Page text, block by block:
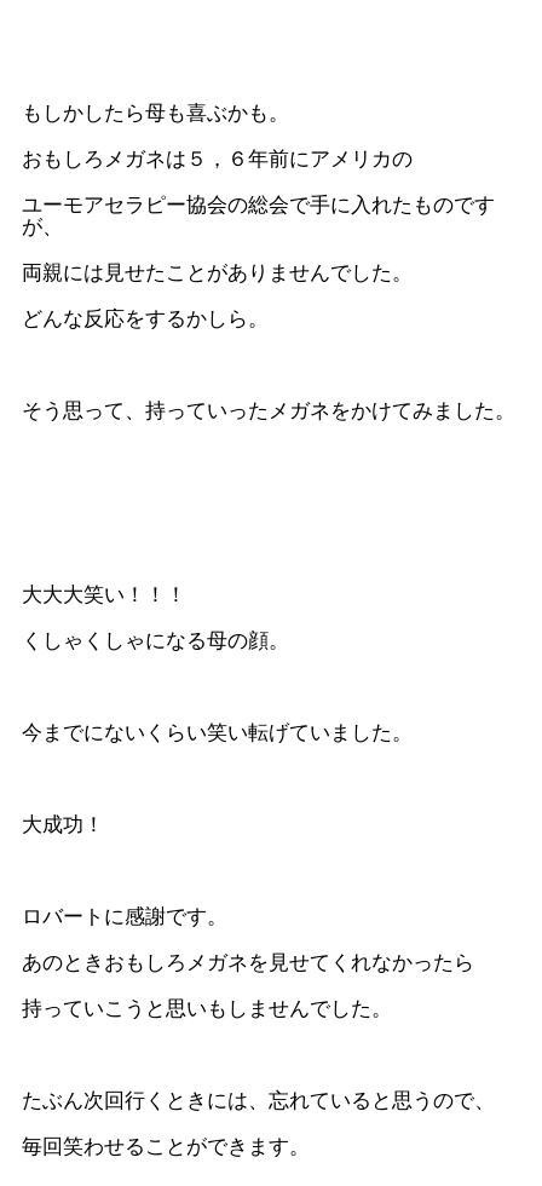
もしかしたら母も喜ぶかも。
おもしろメガネは５，６年前にアメリカの
ユーモアセラピー協会の総会で手に入れたものです
が、
両親には見せたことがありませんでした。
どんな反応をするかしら。
そう思って、持っていったメガネをかけてみました。
大大大笑い！！！
くしゃくしゃになる母の顔。
今までにないくらい笑い転げていました。
大成功！
ロバートに感謝です。
あのときおもしろメガネを見せてくれなかったら
持っていこうと思いもしませんでした。
たぶん次回行くときには、忘れていると思うので、
毎回笑わせることができます。